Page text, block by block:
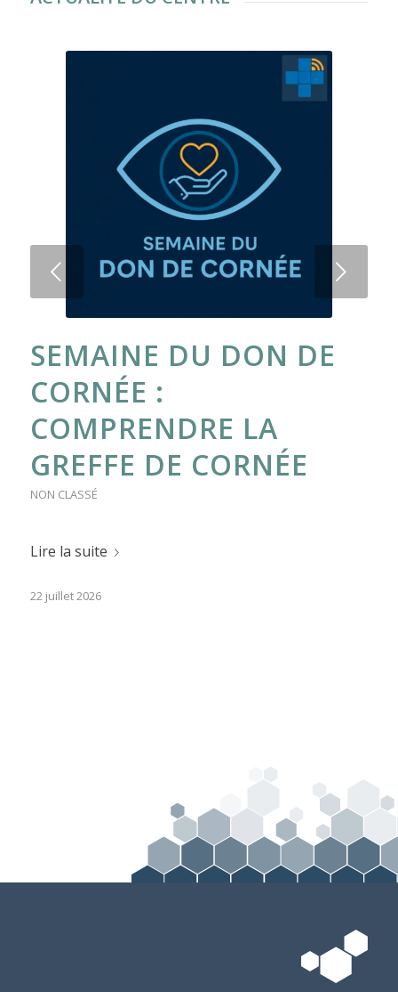
SEMAINE DU DON DE
CORNÉE :
COMPRENDRE LA
GREFFE DE CORNÉE
NON CLASSÉ
Lire la suite
22 juillet 2026
Suivant